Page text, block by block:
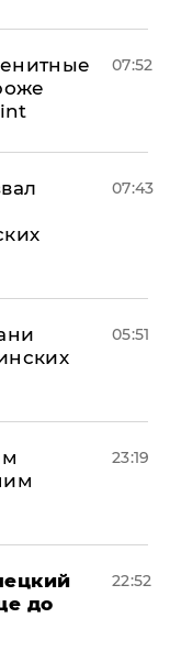
07:52
07:43
05:51
23:19
до
22:52